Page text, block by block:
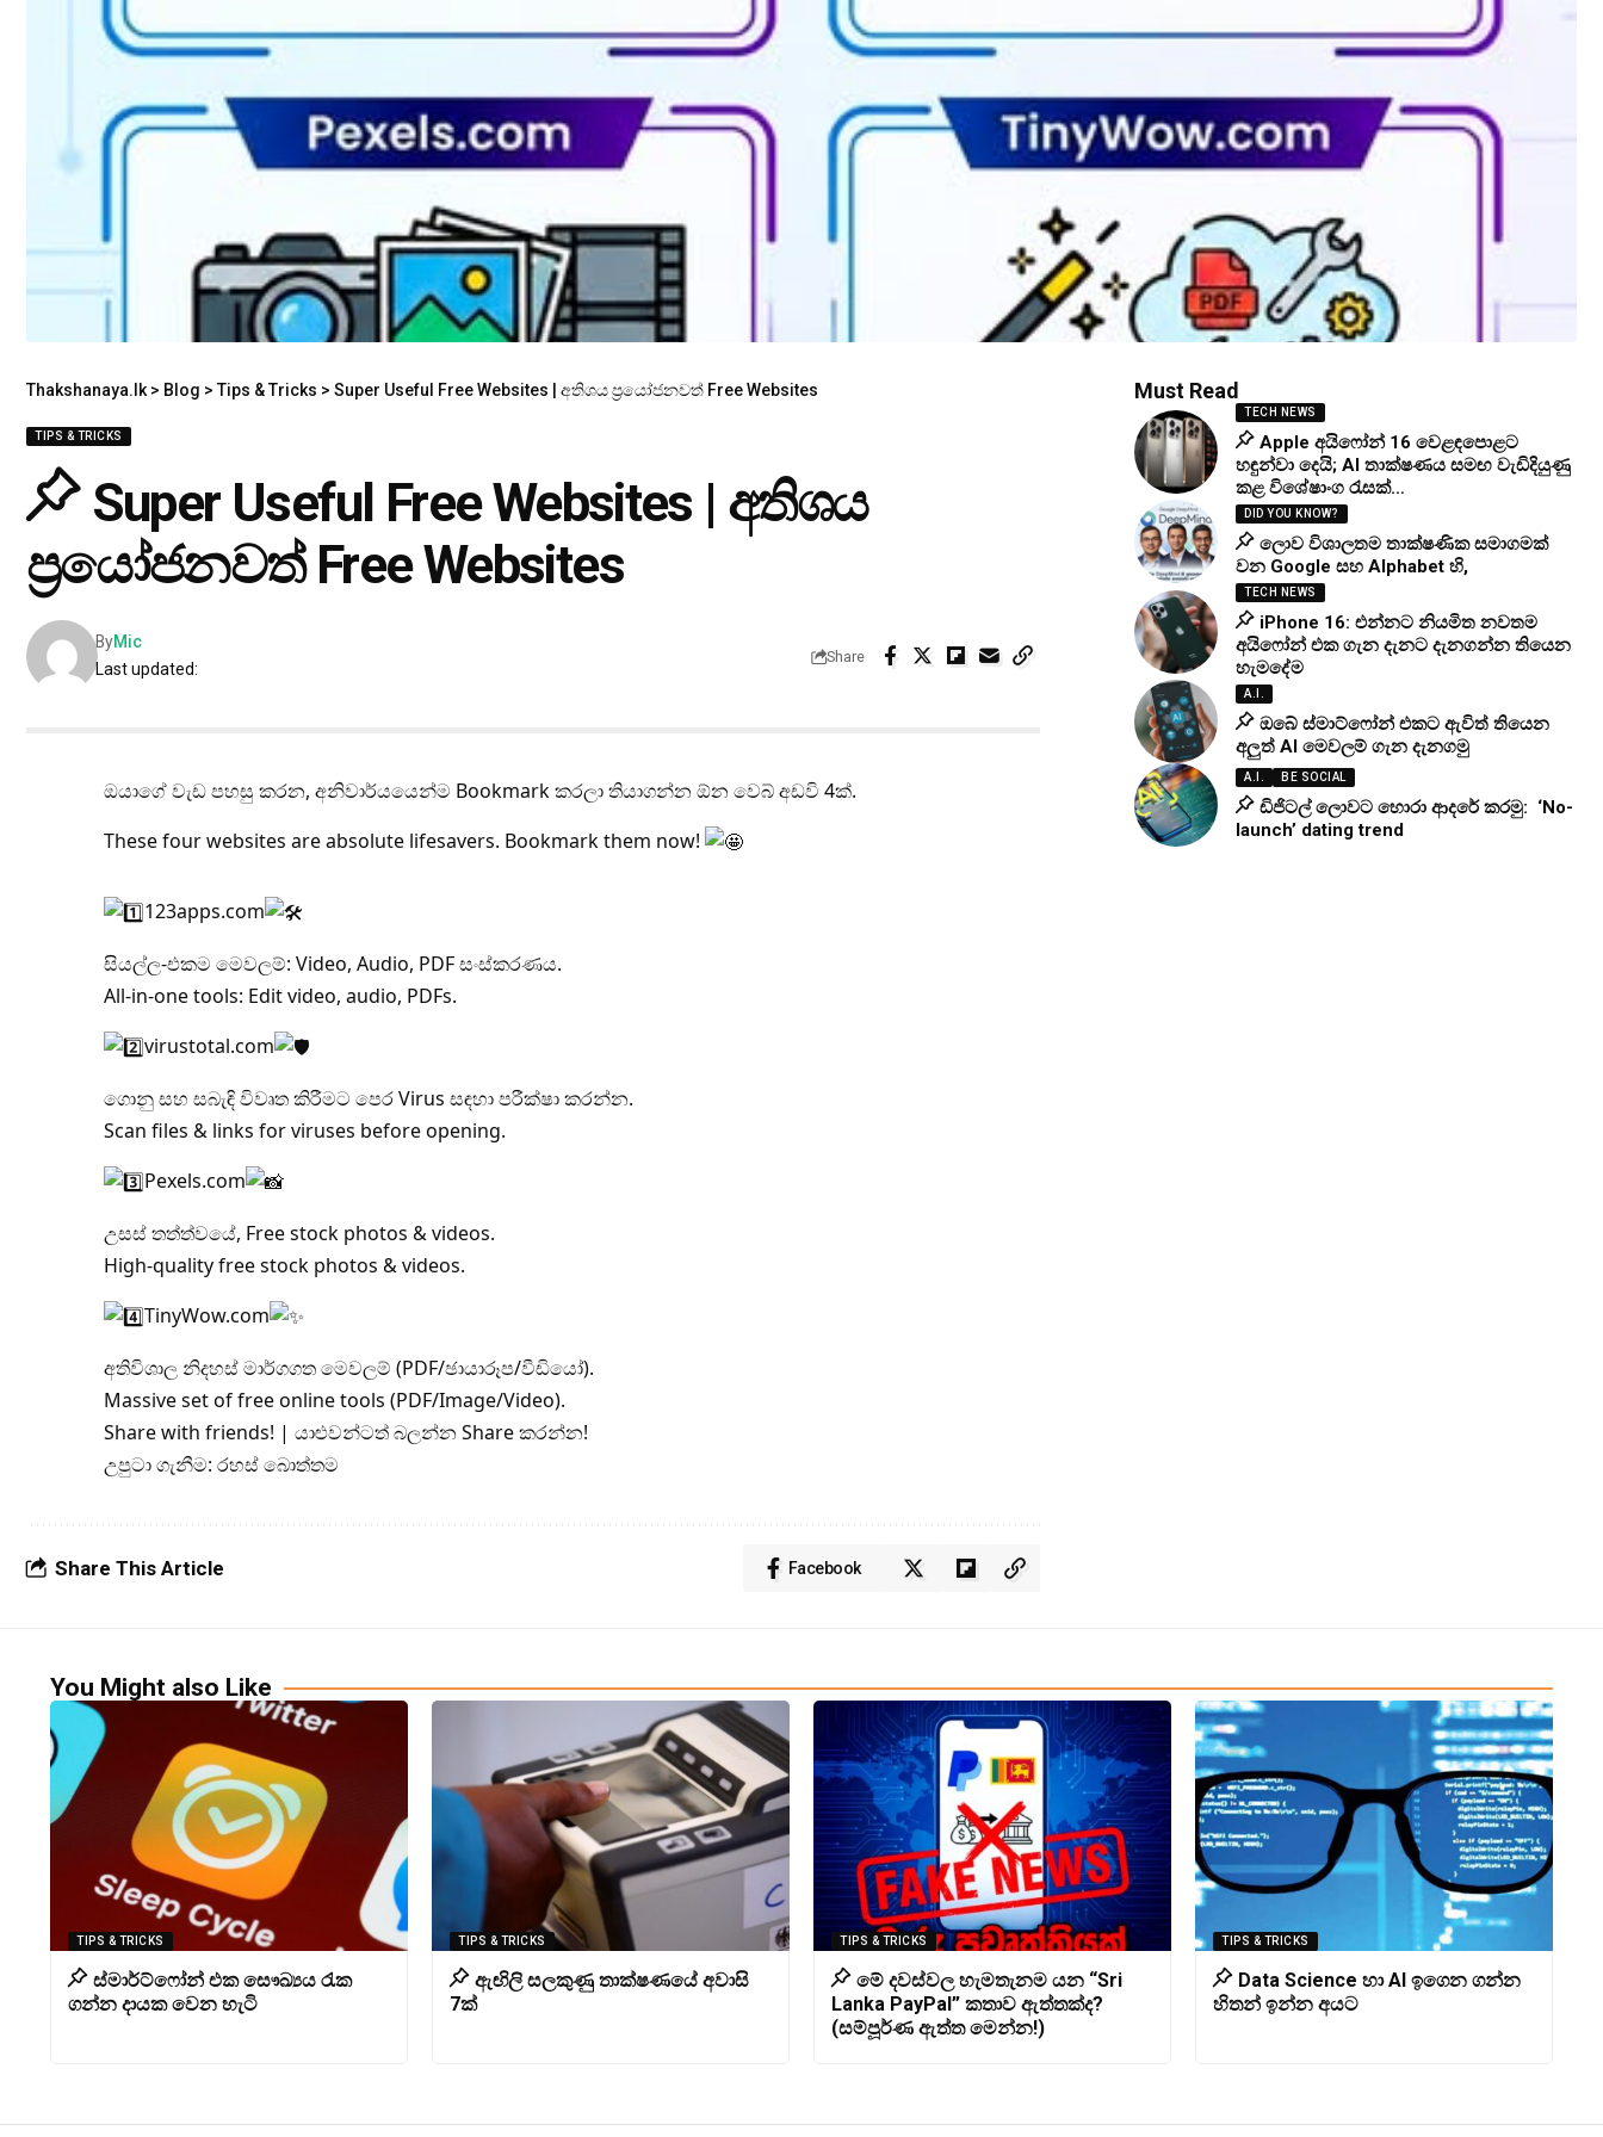
Thakshanaya.lk > Blog > Tips & Tricks > Super Useful Free Websites | අතිශය ප්‍රයෝජනවත් Free Websites
TIPS & TRICKS
Super Useful Free Websites | අතිශය
ප්‍රයෝජනවත් Free Websites
Last updated:
ByMic
Share
ඔයාගේ වැඩ පහසු කරන, අනිවාර්යයෙන්ම Bookmark කරලා තියාගන්න ඕන වෙබ් අඩවි 4ක්.
These four websites are absolute lifesavers. Bookmark them now!
123apps.com
සියල්ල-එකම මෙවලම්: Video, Audio, PDF සංස්කරණය.
All-in-one tools: Edit video, audio, PDFs.
virustotal.com
ගොනු සහ සබැඳි විවෘත කිරීමට පෙර Virus සඳහා පරීක්ෂා කරන්න.
Scan files & links for viruses before opening.
Pexels.com
උසස් තත්ත්වයේ, Free stock photos & videos.
High-quality free stock photos & videos.
TinyWow.com
අතිවිශාල නිදහස් මාර්ගගත මෙවලම් (PDF/ඡායාරූප/වීඩියෝ).
Massive set of free online tools (PDF/Image/Video).
Share with friends! | යාළුවන්ටත් බලන්න Share කරන්න!
උපුටා ගැනීම: රහස් බොත්තම
Share This Article Facebook
Must Read
TECH NEWS
Apple අයිෆෝන් 16 වෙළඳපොළට
හඳුන්වා දෙයි; AI තාක්ෂණය සමඟ වැඩිදියුණු
කළ විශේෂාංග රැසක්…
DID YOU KNOW?
ලොව විශාලතම තාක්ෂණික සමාගමක්
වන Google සහ Alphabet හි,
TECH NEWS
iPhone 16: එන්නට නියමිත නවතම
අයිෆෝන් එක ගැන දැනට දැනගන්න තියෙන
හැමදේම
A.I.
ඔබේ ස්මාට්ෆෝන් එකට ඇවිත් තියෙන
අලුත් AI මෙවලම් ගැන දැනගමු
A.I. BE SOCIAL
ඩිජිටල් ලොවට හොරා ආදරේ කරමු: ‘No-
launch’ dating trend
You Might also Like
TIPS & TRICKS
ස්මාර්ට්ෆෝන් එක සෞඛ්‍යය රැක
ගන්න දායක වෙන හැටි
TIPS & TRICKS
ඇඟිලි සලකුණු තාක්ෂණයේ අවාසි
7ක්
TIPS & TRICKS
මේ දවස්වල හැමතැනම යන “Sri
Lanka PayPal” කතාව ඇත්තක්ද?
(සම්පූර්ණ ඇත්ත මෙන්න!)
TIPS & TRICKS
Data Science හා AI ඉගෙන ගන්න
හිතන් ඉන්න අයට